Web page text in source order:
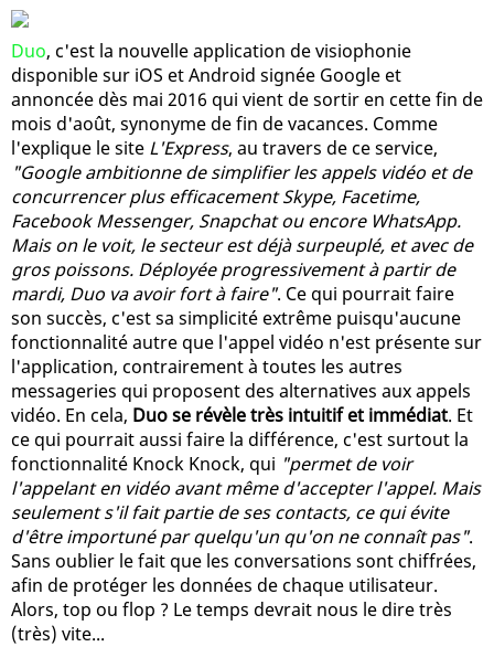
Duo, c'est la nouvelle application de visiophonie
disponible sur iOS et Android signée Google et
annoncée dès mai 2016 qui vient de sortir en cette fin de
mois d'août, synonyme de fin de vacances. Comme
l'explique le site L'Express, au travers de ce service,
"Google ambitionne de simplifier les appels vidéo et de
concurrencer plus efficacement Skype, Facetime,
Facebook Messenger, Snapchat ou encore WhatsApp.
Mais on le voit, le secteur est déjà surpeuplé, et avec de
gros poissons. Déployée progressivement à partir de
mardi, Duo va avoir fort à faire". Ce qui pourrait faire
son succès, c'est sa simplicité extrême puisqu'aucune
fonctionnalité autre que l'appel vidéo n'est présente sur
l'application, contrairement à toutes les autres
messageries qui proposent des alternatives aux appels
vidéo. En cela, Duo se révèle très intuitif et immédiat. Et
ce qui pourrait aussi faire la différence, c'est surtout la
fonctionnalité Knock Knock, qui "permet de voir
l'appelant en vidéo avant même d'accepter l'appel. Mais
seulement s'il fait partie de ses contacts, ce qui évite
d'être importuné par quelqu'un qu'on ne connaît pas".
Sans oublier le fait que les conversations sont chiffrées,
afin de protéger les données de chaque utilisateur.
Alors, top ou flop ? Le temps devrait nous le dire très
(très) vite...